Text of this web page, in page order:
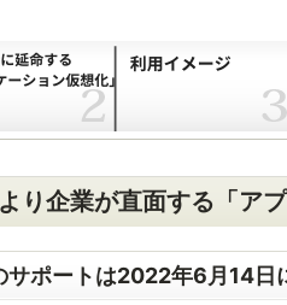
り企業が直面する「ア
ポートは2022年6月14日